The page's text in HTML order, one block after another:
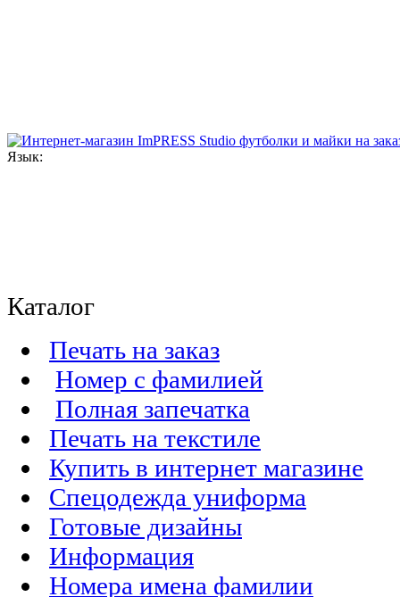
Язык:
Каталог
Печать на заказ
Номер с фамилией
Полная запечатка
Печать на текстиле
Купить в интернет магазине
Cпецодежда униформа
Готовые дизайны
Информация
Номера имена фамилии